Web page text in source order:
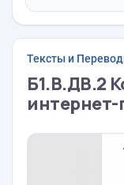
Тексты и
Б1.В.ДВ.2
интернет-